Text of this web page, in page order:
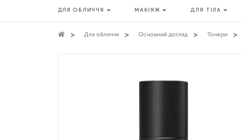
ДЛЯ ОБЛИЧЧЯ МАКІЯЖ ДЛЯ ТІЛА
Для обличчя Основний догляд Тонери